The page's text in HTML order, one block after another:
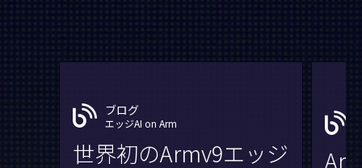
ブログ
エッジAI on Arm
世界初のArmv9エッジ